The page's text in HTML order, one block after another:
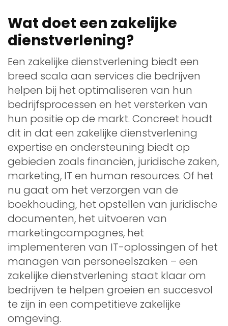
Wat doet een zakelijke
dienstverlening?
Een zakelijke dienstverlening biedt een
breed scala aan services die bedrijven
helpen bij het optimaliseren van hun
bedrijfsprocessen en het versterken van
hun positie op de markt. Concreet houdt
dit in dat een zakelijke dienstverlening
expertise en ondersteuning biedt op
gebieden zoals financiën, juridische zaken,
marketing, IT en human resources. Of het
nu gaat om het verzorgen van de
boekhouding, het opstellen van juridische
documenten, het uitvoeren van
marketingcampagnes, het
implementeren van IT-oplossingen of het
managen van personeelszaken – een
zakelijke dienstverlening staat klaar om
bedrijven te helpen groeien en succesvol
te zijn in een competitieve zakelijke
omgeving.